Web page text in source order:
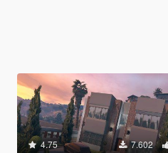
4.75 7.602